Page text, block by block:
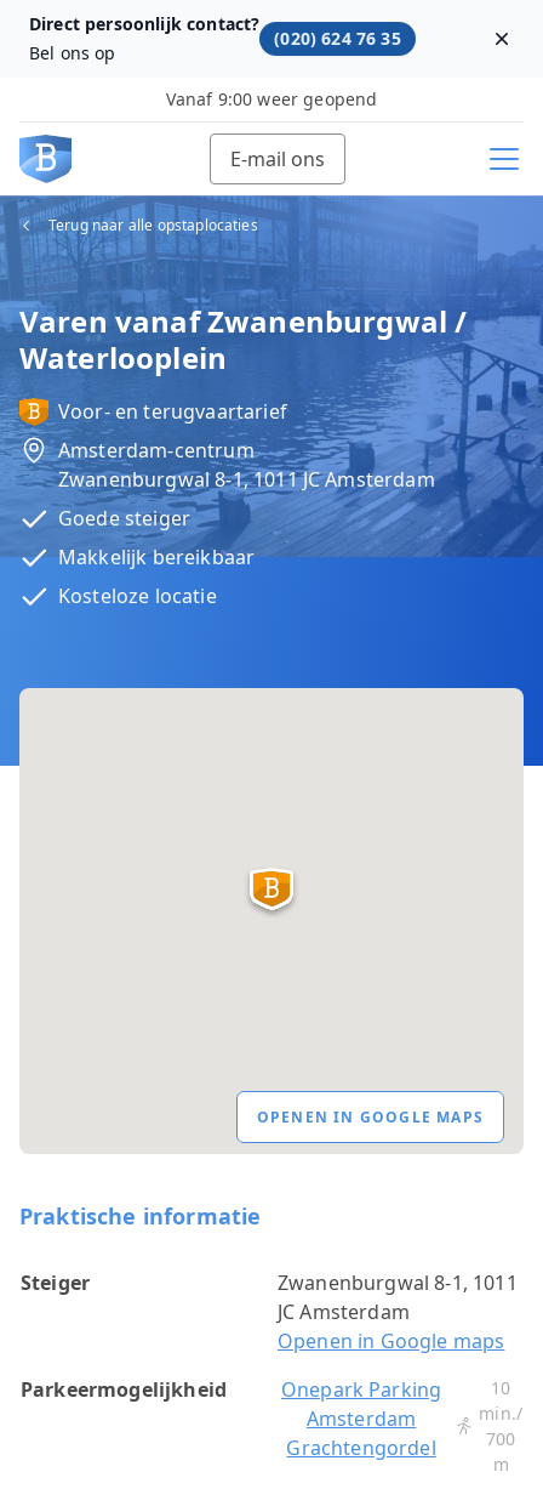
Direct persoonlijk contact?
Bel ons op
(020) 624 76 35
Vanaf 9:00 weer geopend
E-mail ons
Terug naar alle opstaplocaties
Varen vanaf Zwanenburgwal /
Waterlooplein
Voor- en terugvaartarief
Amsterdam-centrum
Zwanenburgwal 8-1, 1011 JC Amsterdam
Goede steiger
Makkelijk bereikbaar
Kosteloze locatie
OPENEN IN GOOGLE MAPS
Praktische informatie
Steiger
Zwanenburgwal 8-1, 1011
JC Amsterdam
Openen in Google maps
Parkeermogelijkheid
Onepark Parking
Amsterdam
Grachtengordel
10
min./
700
m